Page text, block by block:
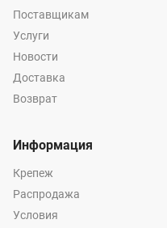
Поставщикам
Услуги
Новости
Доставка
Возврат
Информация
Крепеж
Распродажа
Условия